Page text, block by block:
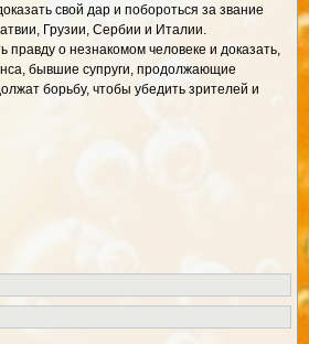
свой дар и побороться за звание
Грузии, Сербии и Италии.
о незнакомом человеке и доказать,
бывшие супруги, продолжающие
борьбу, чтобы убедить зрителей и